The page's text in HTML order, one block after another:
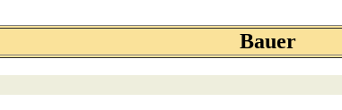
Bauer